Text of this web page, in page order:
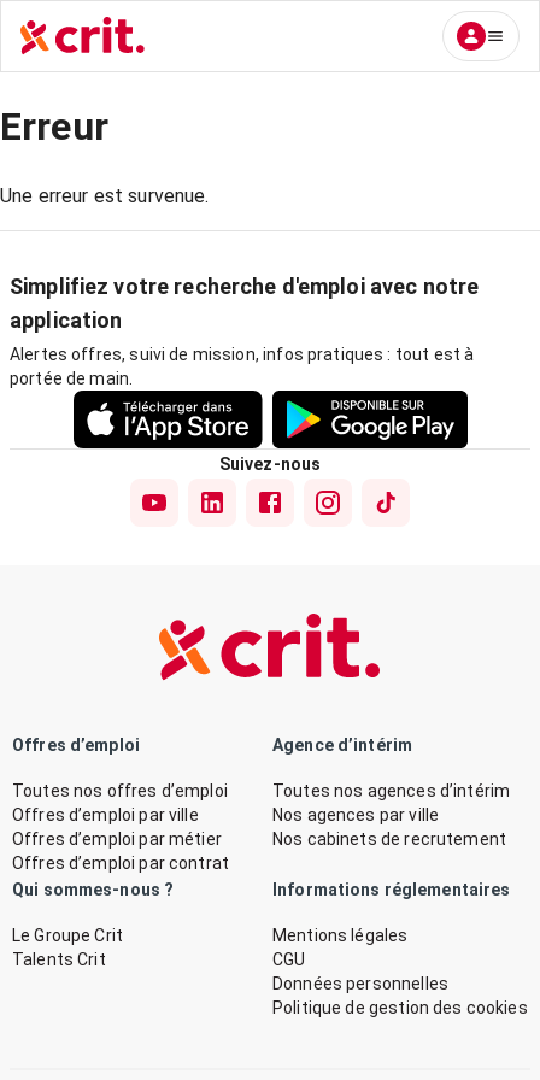
Erreur
Une erreur est survenue.
Simplifiez votre recherche d'emploi avec notre
application
Alertes offres, suivi de mission, infos pratiques : tout est à
portée de main.
Suivez-nous
Offres d’emploi
Toutes nos offres d’emploi
Offres d’emploi par ville
Offres d’emploi par métier
Offres d’emploi par contrat
Agence d’intérim
Toutes nos agences d’intérim
Nos agences par ville
Nos cabinets de recrutement
Qui sommes-nous ?
Le Groupe Crit
Talents Crit
Informations réglementaires
Mentions légales
CGU
Données personnelles
Politique de gestion des cookies